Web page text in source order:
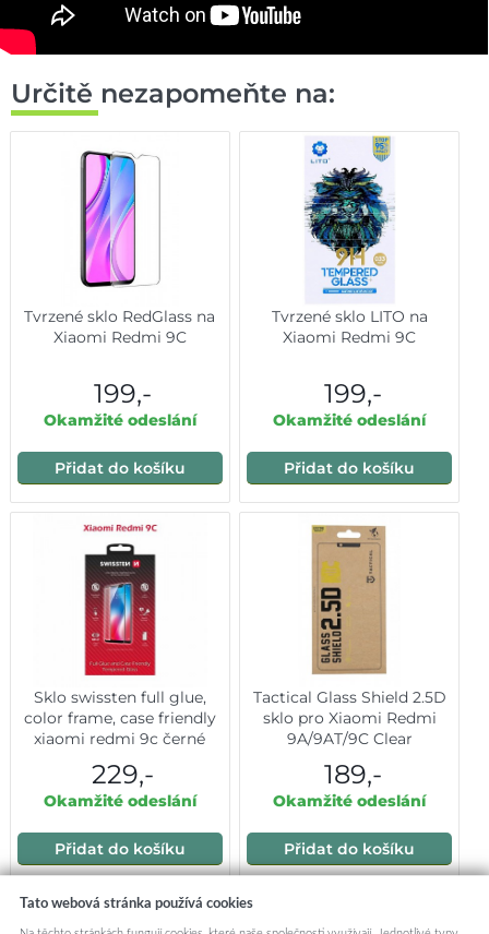
Určitě nezapomeňte na:
Tvrzené sklo RedGlass na
Xiaomi Redmi 9C
199,-
Okamžité odeslání
Přidat do košíku
Tvrzené sklo LITO na
Xiaomi Redmi 9C
199,-
Okamžité odeslání
Přidat do košíku
Sklo swissten full glue,
color frame, case friendly
xiaomi redmi 9c černé
229,-
Okamžité odeslání
Přidat do košíku
Tactical Glass Shield 2.5D
sklo pro Xiaomi Redmi
9A/9AT/9C Clear
189,-
Okamžité odeslání
Přidat do košíku
Tato webová stránka používá cookies